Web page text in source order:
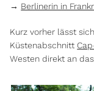
→ Berlinerin in
Kurz vorher lässt
Küstenabschnitt
Westen direkt an